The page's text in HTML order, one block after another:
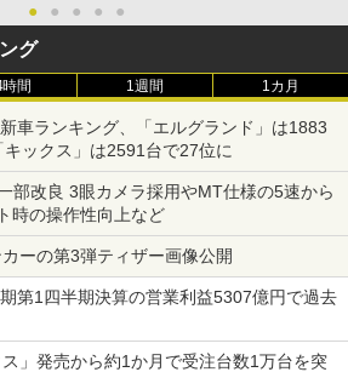
● ● ● ● ●
グ
間 1週間 1カ月
車ランキング、「エルグランド」は1883
ックス」は2591台で27位に
部改良 3眼カメラ採用やMT仕様の5速から
時の操作性向上など
ーの第3弾ティザー画像公開
第1四半期決算の営業利益5307億円で過去
」発売から約1か月で受注台数1万台を突